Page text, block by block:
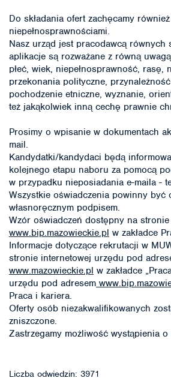
Do składania ofert zachęcamy
niepełnosprawnościami.
Nasz urząd jest pracodawcą równych
aplikacje są rozważane z równą
płeć, wiek, niepełnosprawność, rasę,
przekonania polityczne,
pochodzenie etniczne, wyznanie,
też jakąkolwiek inną cechę prawnie
Prosimy o wpisanie w dokumentach
mail.
Kandydatki/kandydaci będą
kolejnego etapu naboru za pomocą
w przypadku nieposiadania e-maila -
Wszystkie oświadczenia powinny być
własnoręcznym podpisem.
Wzór oświadczeń dostępny na stronie
www.bip.mazowieckie.pl w zakładce
Informacje dotyczące rekrutacji w
stronie internetowej urzędu pod
www.mazowieckie.pl w zakładce
urzędu pod adresem
Praca i kariera.
Oferty osób niezakwalifikowanych
zniszczone.
Zastrzegamy możliwość wystąpienia o
Liczba odwiedzin: 3971